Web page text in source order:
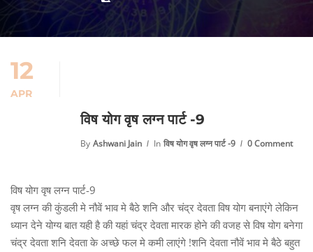
12
APR
विष योग वृष लग्न पार्ट -9
By Ashwani Jain In विष योग वृष लग्न पार्ट -9 0 Comment
विष योग वृष लग्न पार्ट-9
वृष लग्न की कुंडली मे नौवें भाव मे बैठे शनि और चंद्र देवता विष योग बनाएंगे लेकिन
ध्यान देने योग्य बात यही है की यहां चंद्र देवता मारक होने की वजह से विष योग बनेगा
चंद्र देवता शनि देवता के अच्छे फल मे कमी लाएंगे !शनि देवता नौवें भाव मे बैठे बहुत